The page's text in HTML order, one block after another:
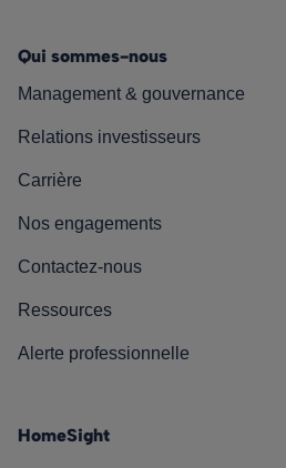
Qui sommes-nous
Management & gouvernance
Relations investisseurs
Carrière
Nos engagements
Contactez-nous
Ressources
Alerte professionnelle
HomeSight